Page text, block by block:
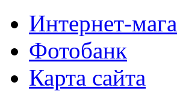
Интернет-
Фотобанк
Карта сайта